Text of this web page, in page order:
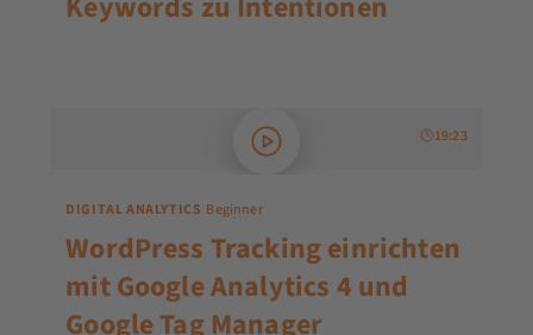
19:23
DIGITAL ANALYTICS Beginner
WordPress Tracking einrichten
mit Google Analytics 4 und
Google Tag Manager